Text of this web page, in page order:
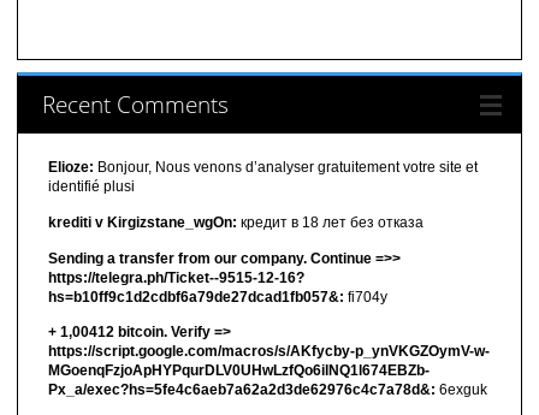
Recent Comments
Elioze: Bonjour, Nous venons d’analyser gratuitement votre site et
identifié plusi
krediti v Kirgizstane_wgOn: кредит в 18 лет без отказа
Sending a transfer from our company. Continue =>>
https://telegra.ph/Ticket--9515-12-16?
hs=b10ff9c1d2cdbf6a79de27dcad1fb057&: fi704y
+ 1,00412 bitсоin. Verify =>
https://script.google.com/macros/s/AKfycby-p_ynVKGZOymV-w-
MGoenqFzjoApHYPqurDLV0UHwLzfQo6ilNQ1l674EBZb-
Px_a/exec?hs=5fe4c6aeb7a62a2d3de62976c4c7a78d&: 6exguk